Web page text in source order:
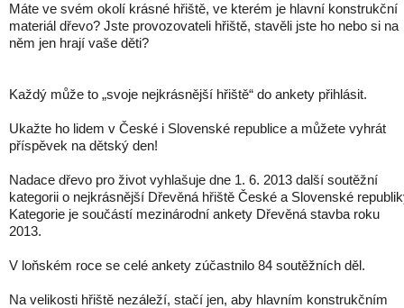
Máte ve svém okolí krásné hřiště, ve kterém je hlavní konstrukční
materiál dřevo? Jste provozovateli hřiště, stavěli jste ho nebo si na
něm jen hrají vaše děti?
Každý může to „svoje nejkrásnější hřiště“ do ankety přihlásit.
Ukažte ho lidem v České i Slovenské republice a můžete vyhrát
příspěvek na dětský den!
Nadace dřevo pro život vyhlašuje dne 1. 6. 2013 další soutěžní
kategorii o nejkrásnější Dřevěná hřiště České a Slovenské
Kategorie je součástí mezinárodní ankety Dřevěná stavba roku
2013.
V loňském roce se celé ankety zúčastnilo 84 soutěžních děl.
Na velikosti hřiště nezáleží, stačí jen, aby hlavním konstrukčním